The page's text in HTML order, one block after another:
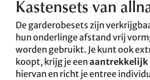
Kastensets van
De garderobesets zijn
hun onderlinge afstand vrij
worden gebruikt. Je kunt ook
koopt, krijg je eenaantrekkelijk
hiervan en richt je entree